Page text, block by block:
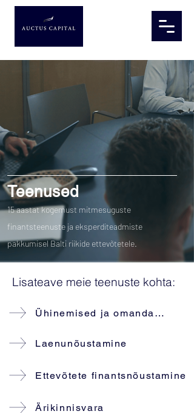
Teenused
15 aastat kogemust mitmesuguste
finantsteenuste ja eksperditeadmiste
pakkumisel Balti riikide ettevõtetele.
Lisateave meie teenuste kohta:
Ühinemised ja omandamised
Laenunõustamine
Ettevõtete finantsnõustamine
Ärikinnisvara